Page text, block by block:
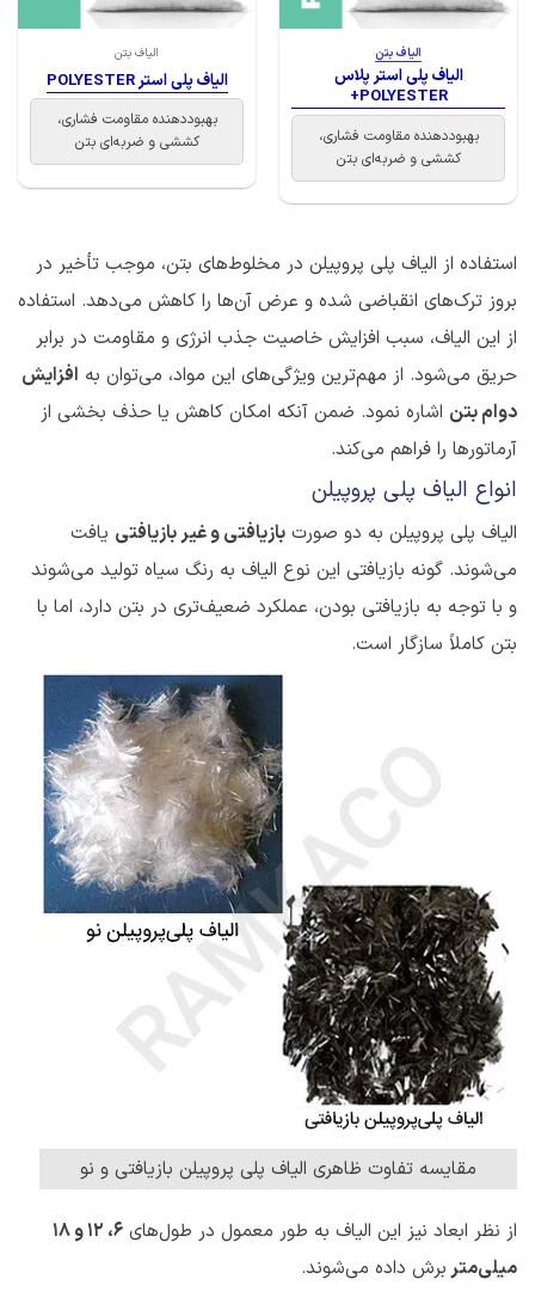
الیاف بتن
الیاف پلی استر پلاس
POLYESTER+
بهبوددهنده مقاومت فشاری،
کششی و ضربه‌ای بتن
الیاف بتن
الیاف پلی استر POLYESTER
بهبوددهنده مقاومت فشاری،
کششی و ضربه‌ای بتن
استفاده از الیاف پلی پروپیلن در مخلوط‌های بتن، موجب تأخیر در
بروز ترک‌های انقباضی شده و عرض آن‌ها را کاهش می‌دهد. استفاده
از این الیاف، سبب افزایش خاصیت جذب انرژی و مقاومت در برابر
حریق می‌شود. از مهم‌ترین ویژگی‌های این مواد، می‌توان به افزایش
دوام بتن اشاره نمود. ضمن آنکه امکان کاهش یا حذف بخشی از
آرماتورها را فراهم می‌کند.
انواع الیاف پلی پروپیلن
الیاف پلی پروپیلن به دو صورت بازیافتی و غیر بازیافتی یافت
می‌شوند. گونه بازیافتی این نوع الیاف به رنگ سیاه تولید می‌شوند
و با توجه به بازیافتی بودن، عملکرد ضعیف‌تری در بتن دارد، اما با
بتن کاملاً سازگار است.
مقایسه تفاوت ظاهری الیاف پلی پروپیلن بازیافتی و نو
از نظر ابعاد نیز این الیاف به طور معمول در طول‌های
6، 12 و 18
میلی‌متربرش داده می‌شوند.